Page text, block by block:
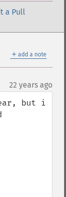
a Pull
＋ add a note
22 years ago
but i